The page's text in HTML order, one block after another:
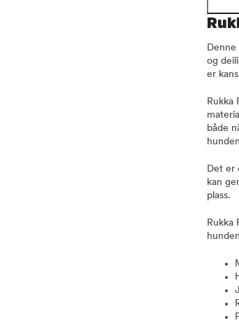
Denne
og
er
Rukka
både
Det er
kan
plass.
Rukka